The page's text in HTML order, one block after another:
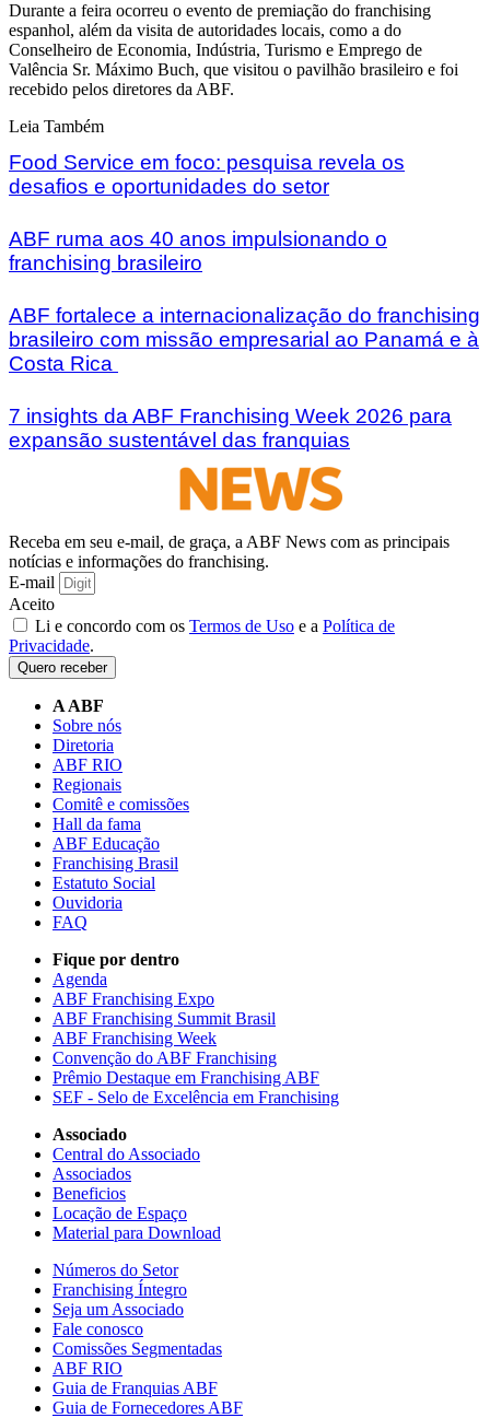
Durante a feira ocorreu o evento de premiação do franchising
espanhol, além da visita de autoridades locais, como a do
Conselheiro de Economia, Indústria, Turismo e Emprego de
Valência Sr. Máximo Buch, que visitou o pavilhão brasileiro e foi
recebido pelos diretores da ABF.
Leia Também
Food Service em foco: pesquisa revela os
desafios e oportunidades do setor
ABF ruma aos 40 anos impulsionando o
franchising brasileiro
ABF fortalece a internacionalização do franchising
brasileiro com missão empresarial ao Panamá e à
Costa Rica
7 insights da ABF Franchising Week 2026 para
expansão sustentável das franquias
Receba em seu e-mail, de graça, a ABF News com as principais
notícias e informações do franchising.
E-mail
Aceito
Li e concordo com os Termos de Uso e a Política de
Privacidade.
Quero receber
A ABF
Sobre nós
Diretoria
ABF RIO
Regionais
Comitê e comissões
Hall da fama
ABF Educação
Franchising Brasil
Estatuto Social
Ouvidoria
FAQ
Fique por dentro
Agenda
ABF Franchising Expo
ABF Franchising Summit Brasil
ABF Franchising Week
Convenção do ABF Franchising
Prêmio Destaque em Franchising ABF
SEF - Selo de Excelência em Franchising
Associado
Central do Associado
Associados
Beneficios
Locação de Espaço
Material para Download
Números do Setor
Franchising Íntegro
Seja um Associado
Fale conosco
Comissões Segmentadas
ABF RIO
Guia de Franquias ABF
Guia de Fornecedores ABF